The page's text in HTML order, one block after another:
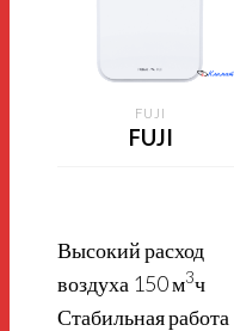
FUJI
FUJI
Высокий расход
воздуха 150 м3ч
Стабильная работа